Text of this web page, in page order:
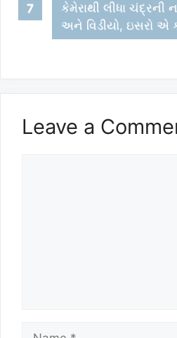
કેમેરાથી લીધા
અને વિડીયો, ઇસરો એ
Leave a